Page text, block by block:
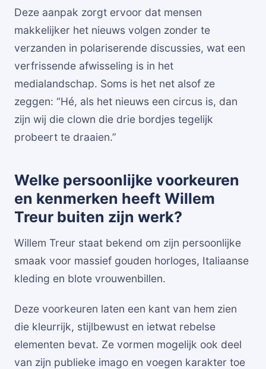
Deze aanpak zorgt ervoor dat mensen
makkelijker het nieuws volgen zonder te
verzanden in polariserende discussies, wat een
verfrissende afwisseling is in het
medialandschap. Soms is het net alsof ze
zeggen: “Hé, als het nieuws een circus is, dan
zijn wij die clown die drie bordjes tegelijk
probeert te draaien.”
Welke persoonlijke voorkeuren
en kenmerken heeft Willem
Treur buiten zijn werk?
Willem Treur staat bekend om zijn persoonlijke
smaak voor massief gouden horloges, Italiaanse
kleding en blote vrouwenbillen.
Deze voorkeuren laten een kant van hem zien
die kleurrijk, stijlbewust en ietwat rebelse
elementen bevat. Ze vormen mogelijk ook deel
van zijn publieke imago en voegen karakter toe